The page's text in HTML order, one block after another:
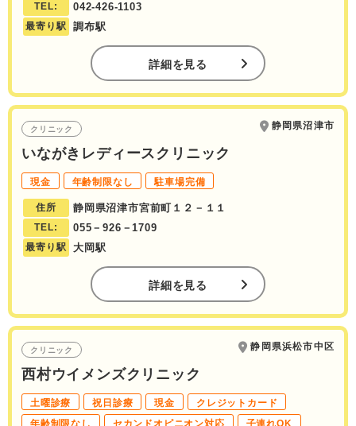
TEL: 042-426-1103
最寄り駅 調布駅
詳細を見る
クリニック 静岡県沼津市
いながきレディースクリニック
現金 年齢制限なし 駐車場完備
住所 静岡県沼津市宮前町１２－１１
TEL: 055－926－1709
最寄り駅 大岡駅
詳細を見る
クリニック 静岡県浜松市中区
西村ウイメンズクリニック
土曜診療 祝日診療 現金
クレジットカード
年齢制限なし
セカンドオピニオン対応 子連れOK